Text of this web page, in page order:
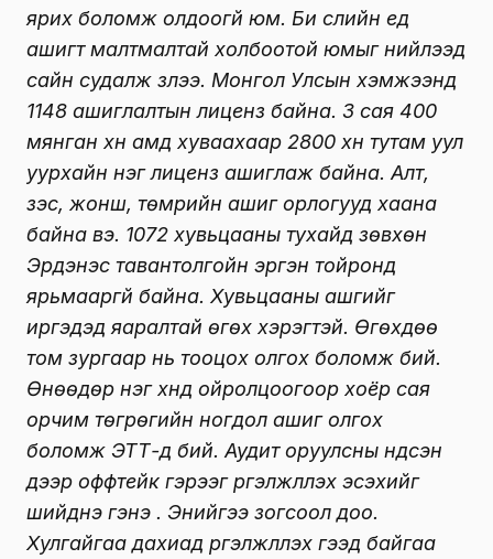
ярих боломж олдоогүй юм. Би сүүлийн үед
ашигт малтмалтай холбоотой юмыг нийлээд
сайн судалж үзлээ. Монгол Улсын хэмжээнд
1148 ашиглалтын лиценз байна. 3 сая 400
мянган хүн амд хуваахаар 2800 хүн тутам уул
уурхайн нэг лиценз ашиглаж байна. Алт,
зэс, жонш, төмрийн ашиг орлогууд хаана
байна вэ. 1072 хувьцааны тухайд зөвхөн
Эрдэнэс тавантолгойн эргэн тойронд
ярьмааргүй байна. Хувьцааны ашгийг
иргэдэд яаралтай өгөх хэрэгтэй. Өгөхдөө
том зургаар нь тооцох олгох боломж бий.
Өнөөдөр нэг хүнд ойролцоогоор хоёр сая
орчим төгрөгийн ногдол ашиг олгох
боломж ЭТТ-д бий. Аудит оруулсны үндсэн
дээр оффтейк гэрээг үргэлжлүүлэх эсэхийг
шийднэ гэнэ үү. Энийгээ зогсоол доо.
Хулгайгаа дахиад үргэлжлүүлэх гээд байгаа